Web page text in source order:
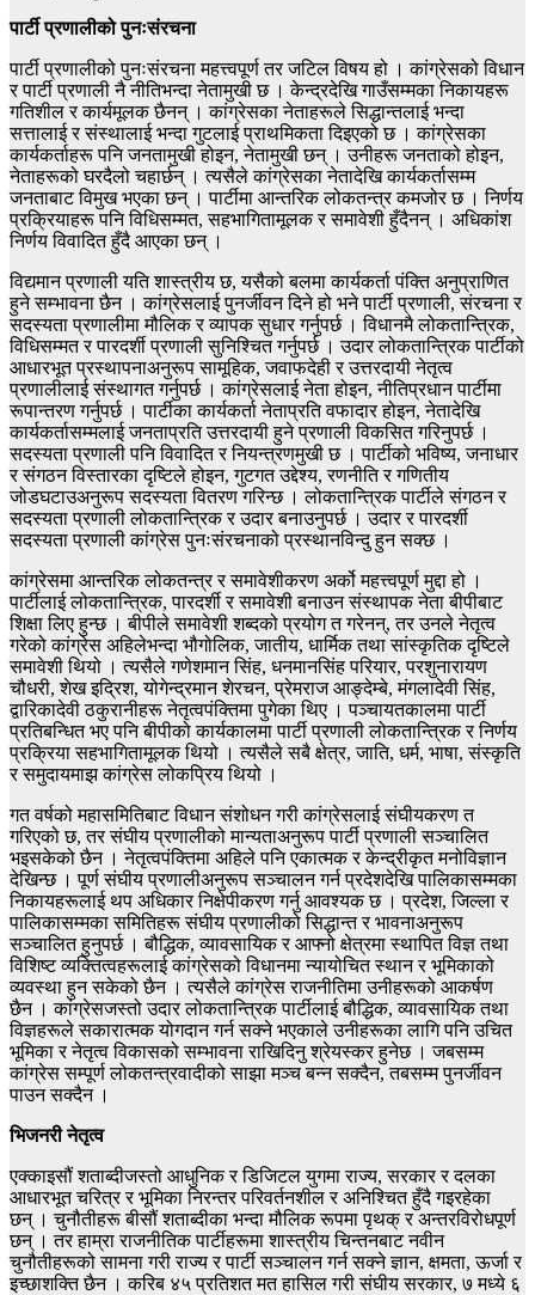
पार्टी प्रणालीको पुनःसंरचना
पार्टी प्रणालीको पुनःसंरचना महत्त्वपूर्ण तर जटिल विषय हो । कांग्रेसको विधान
र पार्टी प्रणाली नै नीतिभन्दा नेतामुखी छ । केन्द्रदेखि गाउँसम्मका निकायहरू
गतिशील र कार्यमूलक छैनन् । कांग्रेसका नेताहरूले सिद्धान्तलाई भन्दा
सत्तालाई र संस्थालाई भन्दा गुटलाई प्राथमिकता दिइएको छ । कांग्रेसका
कार्यकर्ताहरू पनि जनतामुखी होइन, नेतामुखी छन् । उनीहरू जनताको होइन,
नेताहरूको घरदैलो चहार्छन् । त्यसैले कांग्रेसका नेतादेखि कार्यकर्तासम्म
जनताबाट विमुख भएका छन् । पार्टीमा आन्तरिक लोकतन्त्र कमजोर छ । निर्णय
प्रक्रियाहरू पनि विधिसम्मत, सहभागितामूलक र समावेशी हुँदैनन् । अधिकांश
निर्णय विवादित हुँदै आएका छन् ।
विद्यमान प्रणाली यति शास्त्रीय छ, यसैको बलमा कार्यकर्ता पंक्ति अनुप्राणित
हुने सम्भावना छैन । कांग्रेसलाई पुनर्जीवन दिने हो भने पार्टी प्रणाली, संरचना र
सदस्यता प्रणालीमा मौलिक र व्यापक सुधार गर्नुपर्छ । विधानमै लोकतान्त्रिक,
विधिसम्मत र पारदर्शी प्रणाली सुनिश्चित गर्नुपर्छ । उदार लोकतान्त्रिक पार्टीको
आधारभूत प्रस्थापनाअनुरूप सामूहिक, जवाफदेही र उत्तरदायी नेतृत्व
प्रणालीलाई संस्थागत गर्नुपर्छ । कांग्रेसलाई नेता होइन, नीतिप्रधान पार्टीमा
रूपान्तरण गर्नुपर्छ । पार्टीका कार्यकर्ता नेताप्रति वफादार होइन, नेतादेखि
कार्यकर्तासम्मलाई जनताप्रति उत्तरदायी हुने प्रणाली विकसित गरिनुपर्छ ।
सदस्यता प्रणाली पनि विवादित र नियन्त्रणमुखी छ । पार्टीको भविष्य, जनाधार
र संगठन विस्तारका दृष्टिले होइन, गुटगत उद्देश्य, रणनीति र गणितीय
जोडघटाउअनुरूप सदस्यता वितरण गरिन्छ । लोकतान्त्रिक पार्टीले संगठन र
सदस्यता प्रणाली लोकतान्त्रिक र उदार बनाउनुपर्छ । उदार र पारदर्शी
सदस्यता प्रणाली कांग्रेस पुनःसंरचनाको प्रस्थानविन्दु हुन सक्छ ।
कांग्रेसमा आन्तरिक लोकतन्त्र र समावेशीकरण अर्को महत्त्वपूर्ण मुद्दा हो ।
पार्टीलाई लोकतान्त्रिक, पारदर्शी र समावेशी बनाउन संस्थापक नेता बीपीबाट
शिक्षा लिए हुन्छ । बीपीले समावेशी शब्दको प्रयोग त गरेनन्, तर उनले नेतृत्व
गरेको कांग्रेस अहिलेभन्दा भौगोलिक, जातीय, धार्मिक तथा सांस्कृतिक दृष्टिले
समावेशी थियो । त्यसैले गणेशमान सिंह, धनमानसिंह परियार, परशुनारायण
चौधरी, शेख इद्रिश, योगेन्द्रमान शेरचन, प्रेमराज आङ्देम्बे, मंगलादेवी सिंह,
द्वारिकादेवी ठकुरानीहरू नेतृत्वपंक्तिमा पुगेका थिए । पञ्चायतकालमा पार्टी
प्रतिबन्धित भए पनि बीपीको कार्यकालमा पार्टी प्रणाली लोकतान्त्रिक र निर्णय
प्रक्रिया सहभागितामूलक थियो । त्यसैले सबै क्षेत्र, जाति, धर्म, भाषा, संस्कृति
र समुदायमाझ कांग्रेस लोकप्रिय थियो ।
गत वर्षको महासमितिबाट विधान संशोधन गरी कांग्रेसलाई संघीयकरण त
गरिएको छ, तर संघीय प्रणालीको मान्यताअनुरूप पार्टी प्रणाली सञ्चालित
भइसकेको छैन । नेतृत्वपंक्तिमा अहिले पनि एकात्मक र केन्द्रीकृत मनोविज्ञान
देखिन्छ । पूर्ण संघीय प्रणालीअनुरूप सञ्चालन गर्न प्रदेशदेखि पालिकासम्मका
निकायहरूलाई थप अधिकार निक्षेपीकरण गर्नु आवश्यक छ । प्रदेश, जिल्ला र
पालिकासम्मका समितिहरू संघीय प्रणालीको सिद्धान्त र भावनाअनुरूप
सञ्चालित हुनुपर्छ । बौद्धिक, व्यावसायिक र आफ्नो क्षेत्रमा स्थापित विज्ञ तथा
विशिष्ट व्यक्तित्वहरूलाई कांग्रेसको विधानमा न्यायोचित स्थान र भूमिकाको
व्यवस्था हुन सकेको छैन । त्यसैले कांग्रेस राजनीतिमा उनीहरूको आकर्षण
छैन । कांग्रेसजस्तो उदार लोकतान्त्रिक पार्टीलाई बौद्धिक, व्यावसायिक तथा
विज्ञहरूले सकारात्मक योगदान गर्न सक्ने भएकाले उनीहरूका लागि पनि उचित
भूमिका र नेतृत्व विकासको सम्भावना राखिदिनु श्रेयस्कर हुनेछ । जबसम्म
कांग्रेस सम्पूर्ण लोकतन्त्रवादीको साझा मञ्च बन्न सक्दैन, तबसम्म पुनर्जीवन
पाउन सक्दैन ।
भिजनरी नेतृत्व
एक्काइसौं शताब्दीजस्तो आधुनिक र डिजिटल युगमा राज्य, सरकार र दलका
आधारभूत चरित्र र भूमिका निरन्तर परिवर्तनशील र अनिश्चित हुँदै गइरहेका
छन् । चुनौतीहरू बीसौं शताब्दीका भन्दा मौलिक रूपमा पृथक् र अन्तरविरोधपूर्ण
छन् । तर हाम्रा राजनीतिक पार्टीहरूमा शास्त्रीय चिन्तनबाट नवीन
चुनौतीहरूको सामना गरी राज्य र पार्टी सञ्चालन गर्न सक्ने ज्ञान, क्षमता, ऊर्जा र
इच्छाशक्ति छैन । करिब ४५ प्रतिशत मत हासिल गरी संघीय सरकार, ७ मध्ये ६